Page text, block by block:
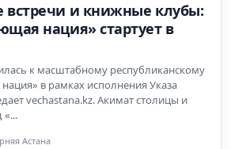
встречи и книжные клубы:
нация» стартует в
к масштабному республиканскому
в рамках исполнения Указа
vechastana.kz. Акимат столицы и
Астана